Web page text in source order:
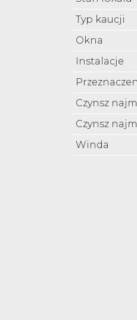
Typ kaucji
Okna
Instalacje
Czynsz
Czynsz
Winda